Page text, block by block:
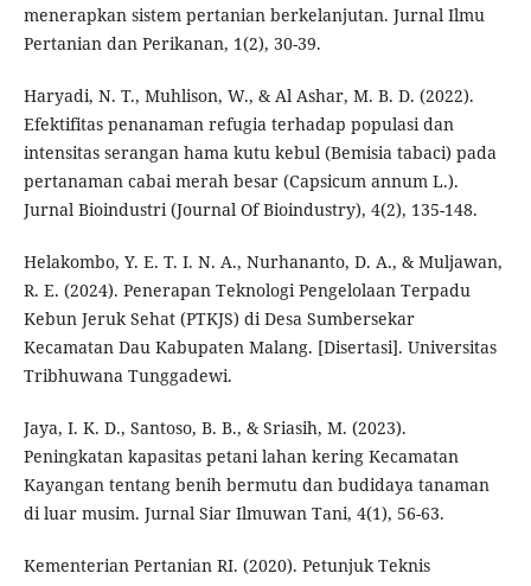
menerapkan sistem pertanian berkelanjutan. Jurnal Ilmu
Pertanian dan Perikanan, 1(2), 30-39.
Haryadi, N. T., Muhlison, W., & Al Ashar, M. B. D. (2022).
Efektifitas penanaman refugia terhadap populasi dan
intensitas serangan hama kutu kebul (Bemisia tabaci) pada
pertanaman cabai merah besar (Capsicum annum L.).
Jurnal Bioindustri (Journal Of Bioindustry), 4(2), 135-148.
Helakombo, Y. E. T. I. N. A., Nurhananto, D. A., & Muljawan,
R. E. (2024). Penerapan Teknologi Pengelolaan Terpadu
Kebun Jeruk Sehat (PTKJS) di Desa Sumbersekar
Kecamatan Dau Kabupaten Malang. [Disertasi]. Universitas
Tribhuwana Tunggadewi.
Jaya, I. K. D., Santoso, B. B., & Sriasih, M. (2023).
Peningkatan kapasitas petani lahan kering Kecamatan
Kayangan tentang benih bermutu dan budidaya tanaman
di luar musim. Jurnal Siar Ilmuwan Tani, 4(1), 56-63.
Kementerian Pertanian RI. (2020). Petunjuk Teknis